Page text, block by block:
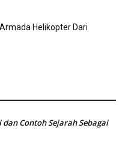
Helikopter Dari
Contoh Sejarah Sebagai